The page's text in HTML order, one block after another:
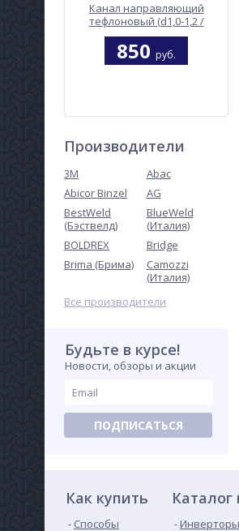
Канал направляющий
тефлоновый (d1,0-1,2 /
красный / 5,3m)
850 руб.
Комплект из метчиков
двухпрох маш-ручн №331
ПрофОснастка Мастер
М2*0,4 ГОСТ P6M5 HSS (1,2
номер в пласт. боксе)
430руб.
302 руб.
Производители
3M
Abac
Abicor Binzel
AG
BestWeld
(Бэствелд)
BlueWeld
(Италия)
BOLDREX
Bridge
Brima (Брима)
Camozzi
(Италия)
Все производители
Будьте в курсе!
Новости, обзоры и акции
ПОДПИСАТЬСЯ
Как купить
Способы